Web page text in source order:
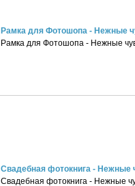
Рамка для Фотошопа - Нежные
Рамка для Фотошопа - Нежные
Свадебная фотокнига - Нежные
Свадебная фотокнига - Нежные